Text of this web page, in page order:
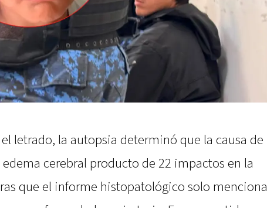
letrado, la autopsia determinó que la causa de
cerebral producto de 22 impactos en la
que el informe histopatológico solo menciona